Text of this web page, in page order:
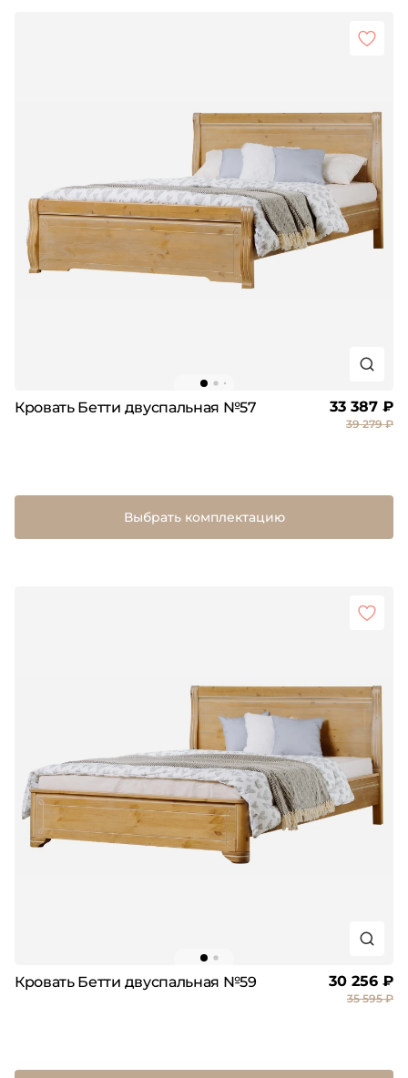
Кровать Бетти двуспальная №57 33 387 ₽
39 279 ₽
Выбрать комплектацию
Кровать Бетти двуспальная №59 30 256 ₽
35 595 ₽